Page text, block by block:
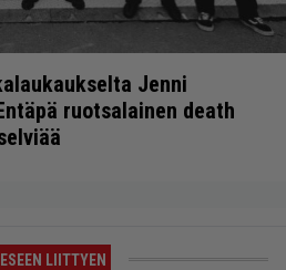
Jenni
ruotsalainen death
LIITTYEN